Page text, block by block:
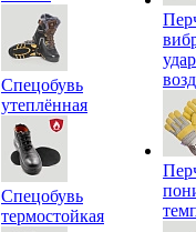
Спецобувь
утеплённая
Спецобувь
термостойкая